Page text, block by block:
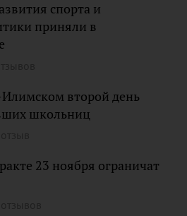
спорта и
приняли в
второй день
школьниц
23 ноября ограничат